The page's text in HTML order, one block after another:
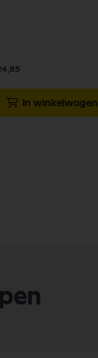
In winkelwagen